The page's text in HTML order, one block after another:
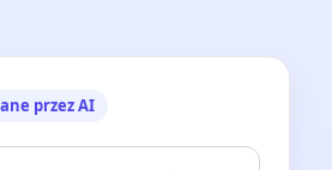
przez AI